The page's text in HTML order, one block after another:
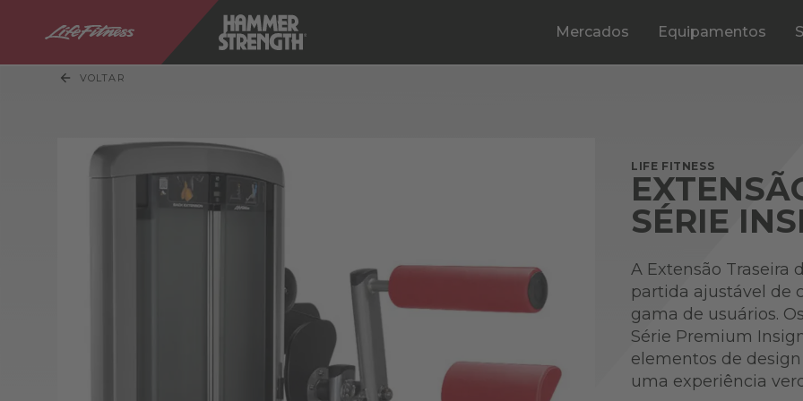
Mercados Equipamentos
VOLTAR
LIFE FITNESS
SÉRIE
A Extensão Traseira
partida ajustável de
gama de usuários.
Série Premium
elementos de
uma experiência